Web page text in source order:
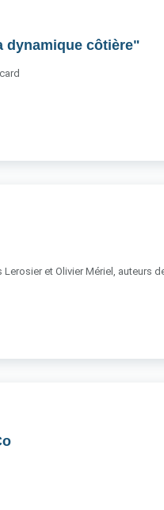
dynamique côtière"
et Olivier Mériel, auteurs